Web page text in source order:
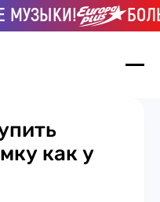
БОЛЬШЕ
как у